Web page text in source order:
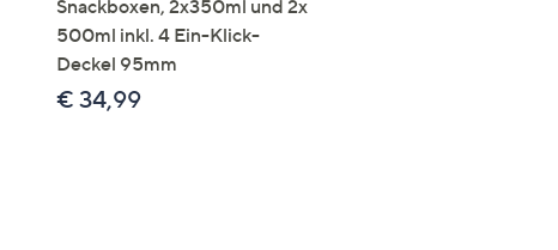
Snackboxen, 2x350ml und 2x
500ml inkl. 4 Ein-Klick-
Deckel 95mm
€ 34,99